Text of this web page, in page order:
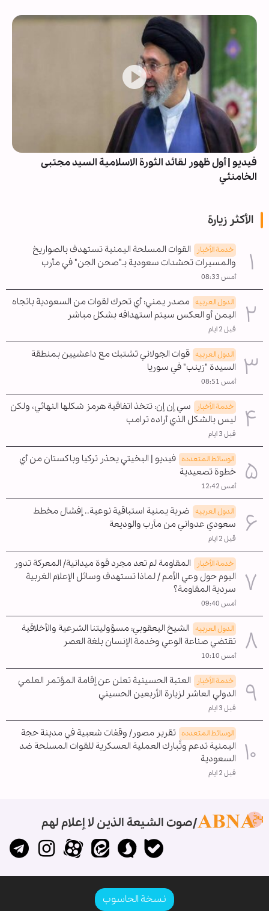
فيديو | أول ظهور لقائد الثورة الاسلامية السيد مجتبى
الخامنئي
الأكثر زيارة
خدمة الأخبار
القوات المسلحة اليمنية تستهدف بالصواريخ
والمسيرات تحشدات سعودية بـ"صحن الجن" في مأرب
أمس 08:33
الدول العربیه مصدر يمني: أي تحرك لقوات من السعودية باتجاه
اليمن أو العكس سيتم استهدافه بشكل مباشر
قبل 2 ايام
الدول العربیه قوات الجولاني تشتبك مع داعشيين بمنطقة
السيدة "زينب" في سوريا
أمس 08:51
خدمة الأخبار
سي إن إن: تتخذ اتفاقية هرمز شكلها النهائي، ولكن
ليس بالشكل الذي أراده ترامب
قبل 3 ايام
الوسائط المتعدده فيديو | البخيتي يحذر تركيا وباكستان من أي
خطوة تصعيدية
أمس 12:42
الدول العربیه ضربة يمنية استباقية نوعية.. إفشال مخطط
سعودي عدواني من مأرب والوديعة
قبل 2 ايام
خدمة الأخبار
المقاومة لم تعد مجرد قوة ميدانية/ المعركة تدور
اليوم حول وعي الأمم / لماذا تستهدف وسائل الإعلام الغربية
سردية المقاومة؟
أمس 09:40
الدول العربیه الشيخ اليعقوبي: مسؤوليتنا الشرعية والأخلاقية
تقتضي صناعة الوعي وخدمة الإنسان بلغة العصر
أمس 10:10
خدمة الأخبار
العتبة الحسينية تعلن عن إقامة المؤتمر العلمي
الدولي العاشر لزيارة الأربعين الحسيني
قبل 3 ايام
الوسائط المتعدده تقرير مصور/ وقفات شعبية في مدينة حجة
اليمنية تدعم وتُبارك العملية العسكرية للقوات المسلحة ضد
السعودية
قبل 2 ايام
صوت الشيعة الذين لا إعلام لهم
نسخة الحاسوب